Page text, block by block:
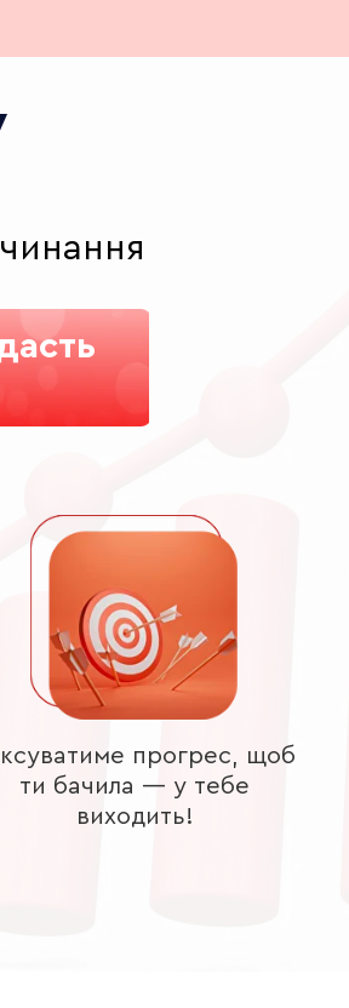
прогрес, щоб
ти бачила — у тебе
виходить!